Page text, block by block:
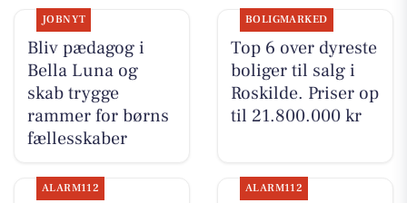
JOBNYT
Bliv pædagog i
Bella Luna og
skab trygge
rammer for børns
fællesskaber
BOLIGMARKED
Top 6 over dyreste
boliger til salg i
Roskilde. Priser op
til 21.800.000 kr
ALARM112 ALARM112